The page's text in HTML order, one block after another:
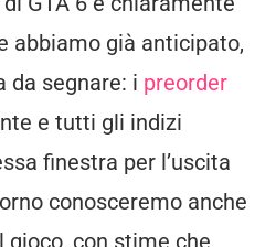
abbiamo già anticipato,
da segnare: i preorder
e tutti gli indizi
finestra per l’uscita
conosceremo anche